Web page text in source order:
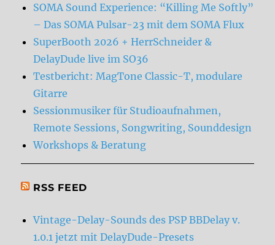
SOMA Sound Experience: “Killing Me Softly”
– Das SOMA Pulsar-23 mit dem SOMA Flux
SuperBooth 2026 + HerrSchneider &
DelayDude live im SO36
Testbericht: MagTone Classic-T, modulare
Gitarre
Sessionmusiker für Studioaufnahmen,
Remote Sessions, Songwriting, Sounddesign
Workshops & Beratung
RSS FEED
Vintage-Delay-Sounds des PSP BBDelay v.
1.0.1 jetzt mit DelayDude-Presets